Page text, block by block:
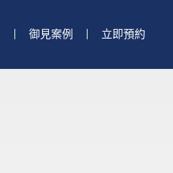
御見案例 立即預約